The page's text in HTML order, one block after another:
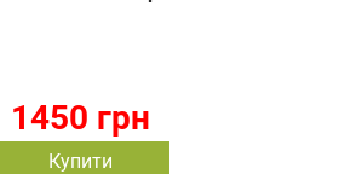
1450 грн
Купити